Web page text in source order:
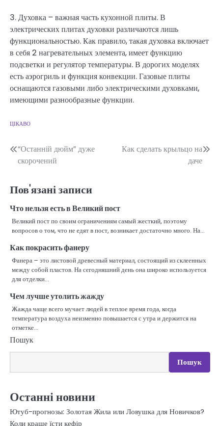
3. Духовка – важная часть кухонной плиты. В
электрических плитах духовки различаются лишь
функциональностью. Как правило, такая духовка включает
в себя 2 нагревательных элемента, имеет функцию
подсветки и регулятор температуры. В дорогих моделях
есть аэрогриль и функция конвекции. Газовые плиты
оснащаются газовыми либо электрическими духовками,
имеющими разнообразные функции.
ЦІКАВО
Навігація
записів
“Останній дюйм” дуже
скорочений
Как сделать крыльцо на
даче
Пов'язані записи
Что нельзя есть в Великий пост
Великий пост по своим ограничениям самый жесткий, поэтому
вопросов о том, что не едят в пост, возникает достаточно много. На…
Как покрасить фанеру
Фанера – это листовой древесный материал, состоящий из склеенных
между собой пластов. На сегодняшний день она широко используется
для отделки…
Чем лучше утолить жажду
Жажда чаще всего мучает людей в теплое время года, когда
температура воздуха неизменно повышается с утра и держится на
отметке…
Пошук
Пошук
Останні новини
Ютуб-прогнозы: Золотая Жила или Ловушка для Новичков?
Коли краще їсти кефір